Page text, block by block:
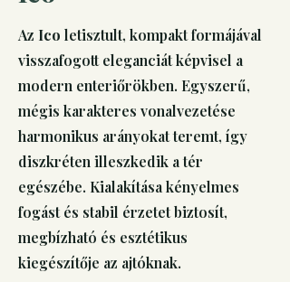
Az Ico letisztult, kompakt formájával
visszafogott eleganciát képvisel a
modern enteriőrökben. Egyszerű,
mégis karakteres vonalvezetése
harmonikus arányokat teremt, így
diszkréten illeszkedik a tér
egészébe. Kialakítása kényelmes
fogást és stabil érzetet biztosít,
megbízható és esztétikus
kiegészítője az ajtóknak.